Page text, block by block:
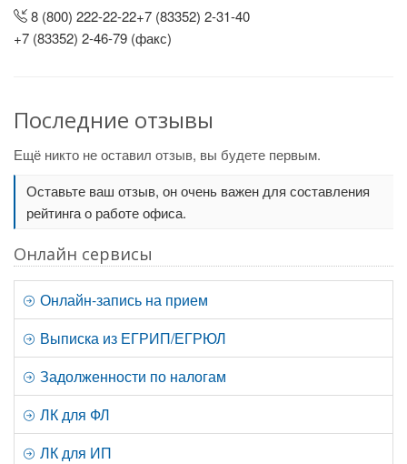
8 (800) 222-22-22+7 (83352) 2-31-40
+7 (83352) 2-46-79 (факс)
Последние отзывы
Ещё никто не оставил отзыв, вы будете первым.
Оставьте ваш отзыв, он очень важен для составления
рейтинга о работе офиса.
Онлайн сервисы
Онлайн-запись на прием
Выписка из ЕГРИП/ЕГРЮЛ
Задолженности по налогам
ЛК для ФЛ
ЛК для ИП